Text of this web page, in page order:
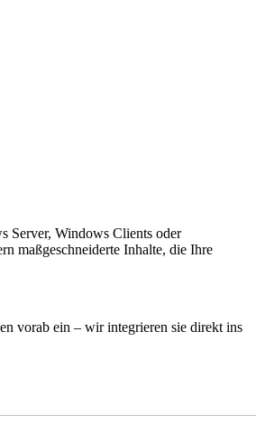
Server, Windows Clients oder
maßgeschneiderte Inhalte, die Ihre
vorab ein – wir integrieren sie direkt ins